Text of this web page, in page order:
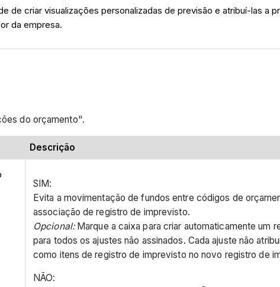
de criar visualizações personalizadas de previsão e atribuí-las a
da empresa.
do orçamento".
Descrição
SIM:
Evita a movimentação de fundos entre códigos de
associação de registro de imprevisto.
Opcional: Marque a caixa para criar automaticamente um
para todos os ajustes não assinados. Cada ajuste não
como itens de registro de imprevisto no novo registro de
NÃO: